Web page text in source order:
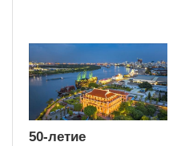
50-летие